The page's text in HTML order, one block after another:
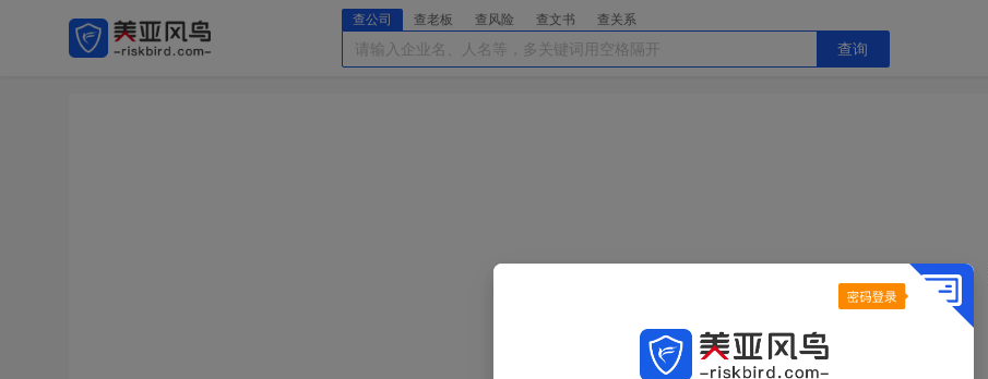
查公司 查老板 查风险 查文书 查关系
查询